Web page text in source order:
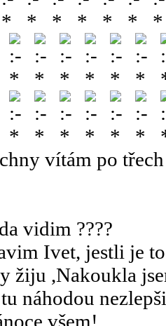
vítám po
vidim ????
Ivet, jestli je
žiju ,Nakoukla
náhodou
všem!